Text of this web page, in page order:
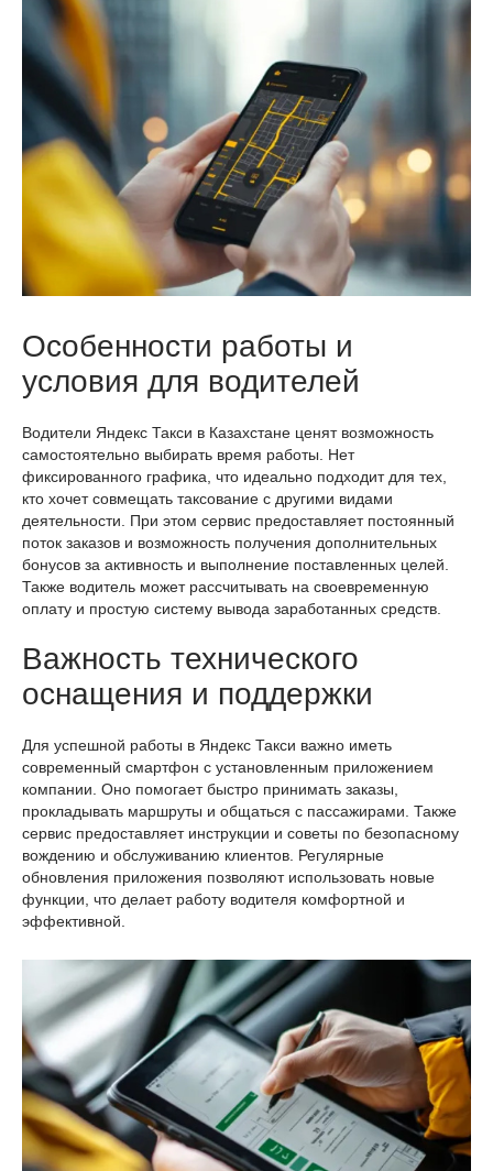
Особенности работы и
условия для водителей
Водители Яндекс Такси в Казахстане ценят возможность
самостоятельно выбирать время работы. Нет
фиксированного графика, что идеально подходит для тех,
кто хочет совмещать таксование с другими видами
деятельности. При этом сервис предоставляет постоянный
поток заказов и возможность получения дополнительных
бонусов за активность и выполнение поставленных целей.
Также водитель может рассчитывать на своевременную
оплату и простую систему вывода заработанных средств.
Важность технического
оснащения и поддержки
Для успешной работы в Яндекс Такси важно иметь
современный смартфон с установленным приложением
компании. Оно помогает быстро принимать заказы,
прокладывать маршруты и общаться с пассажирами. Также
сервис предоставляет инструкции и советы по безопасному
вождению и обслуживанию клиентов. Регулярные
обновления приложения позволяют использовать новые
функции, что делает работу водителя комфортной и
эффективной.